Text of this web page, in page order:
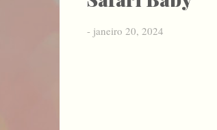
- janeiro 20, 2024